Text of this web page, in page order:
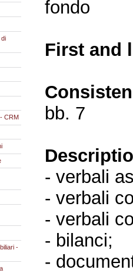
di
CRM
-
fondo
First and
bb. 7
- verbali
- verbali
- verbali
- bilanci;
-